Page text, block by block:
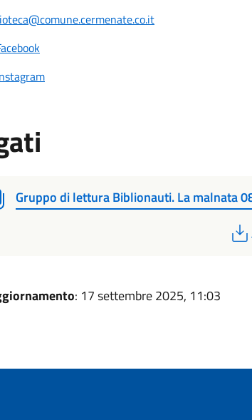
Gruppo di lettura Biblionauti. La malnata
: 17 settembre 2025, 11:03